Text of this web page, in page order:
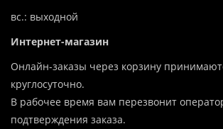
вс.: выходной
Интернет-магазин
Онлайн-заказы через корзину
круглосуточно.
В рабочее время вам перезвонит
подтверждения заказа.